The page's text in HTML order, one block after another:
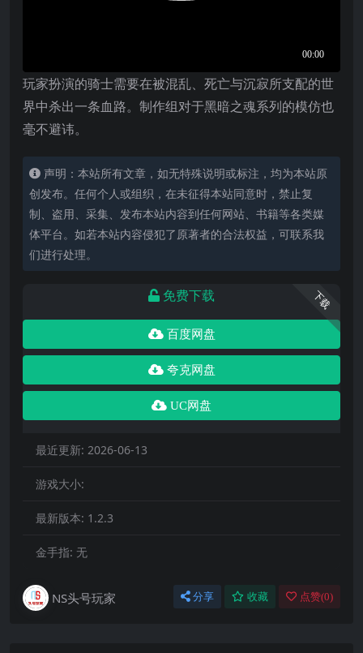
玩家扮演的骑士需要在被混乱、死亡与沉寂所支配的世
界中杀出一条血路。制作组对于黑暗之魂系列的模仿也
毫不避讳。
声明：本站所有文章，如无特殊说明或标注，均为本站原
创发布。任何个人或组织，在未征得本站同意时，禁止复
制、盗用、采集、发布本站内容到任何网站、书籍等各类媒
体平台。如若本站内容侵犯了原著者的合法权益，可联系我
们进行处理。
下载
免费下载
百度网盘
夸克网盘
UC网盘
最近更新: 2026-06-13
游戏大小:
最新版本: 1.2.3
金手指: 无
NS头号玩家 分享 收藏 点赞(0)